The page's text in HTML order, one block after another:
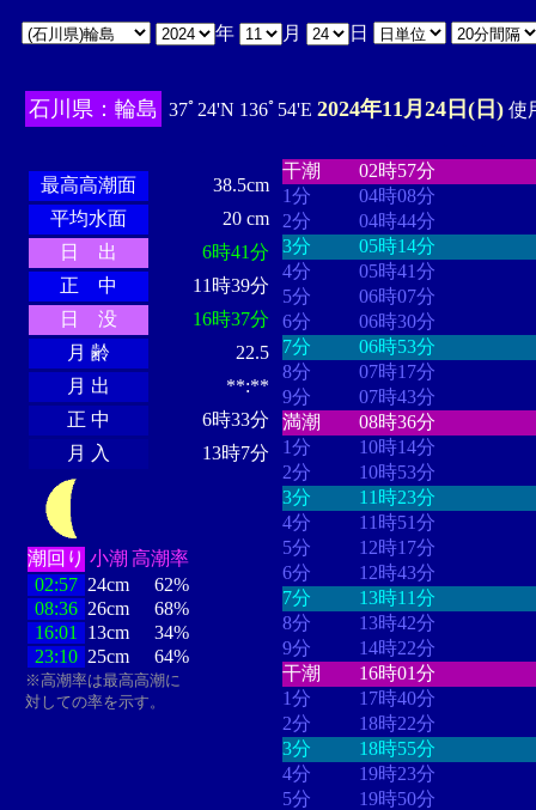
年 月 日
石川県：輪島 37ﾟ24'N 136ﾟ54'E 2024年11月24日(日) 使
最高高潮面
38.5cm
平均水面
20 cm
日 出
6時41分
正 中
11時39分
日 没
16時37分
月 齢
22.5
月 出
**:**
正 中
6時33分
月 入
13時7分
潮回り 小潮 高潮率
02:57 24cm
62%
08:36 26cm
68%
16:01
13cm
34%
23:10 25cm 64%
※高潮率は最高高潮に
対しての率を示す。
干潮
02時57分
1分
04時08分
2分
04時44分
3分
05時14分
4分
05時41分
5分
06時07分
6分
06時30分
7分
06時53分
8分
07時17分
9分
07時43分
満潮
08時36分
1分
10時14分
2分
10時53分
3分
11時23分
4分
11時51分
5分
12時17分
6分
12時43分
7分
13時11分
8分
13時42分
9分
14時22分
干潮
16時01分
1分
17時40分
2分
18時22分
3分
18時55分
4分
19時23分
5分
19時50分